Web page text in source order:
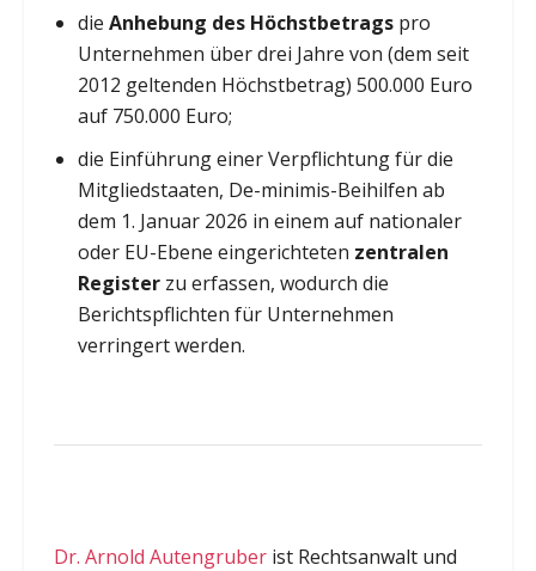
die Anhebung des Höchstbetragspro
Unternehmen über drei Jahre von (dem seit
2012 geltenden Höchstbetrag) 500.000 Euro
auf 750.000 Euro;
die Einführung einer Verpflichtung für die
Mitgliedstaaten, De-minimis-Beihilfen ab
dem 1. Januar 2026 in einem auf nationaler
oder EU-Ebene eingerichteten zentralen
Registerzu erfassen, wodurch die
Berichtspflichten für Unternehmen
verringert werden.
Dr. Arnold Autengruberist Rechtsanwalt und